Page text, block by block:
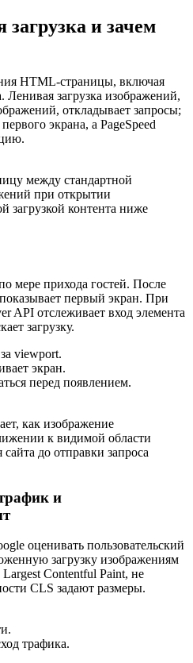
загрузка и зачем
HTML-страницы, включая
Ленивая загрузка изображений,
откладывает запросы;
экрана, а PageSpeed
между стандартной
при открытии
загрузкой контента ниже
мере прихода гостей. После
первый экран. При
API отслеживает вход элемента
загрузку.
viewport.
экран.
перед появлением.
как изображение
к видимой области
до отправки запроса
и
оценивать пользовательский
загрузку изображениям
Largest Contentful Paint, не
CLS задают размеры.
трафика.